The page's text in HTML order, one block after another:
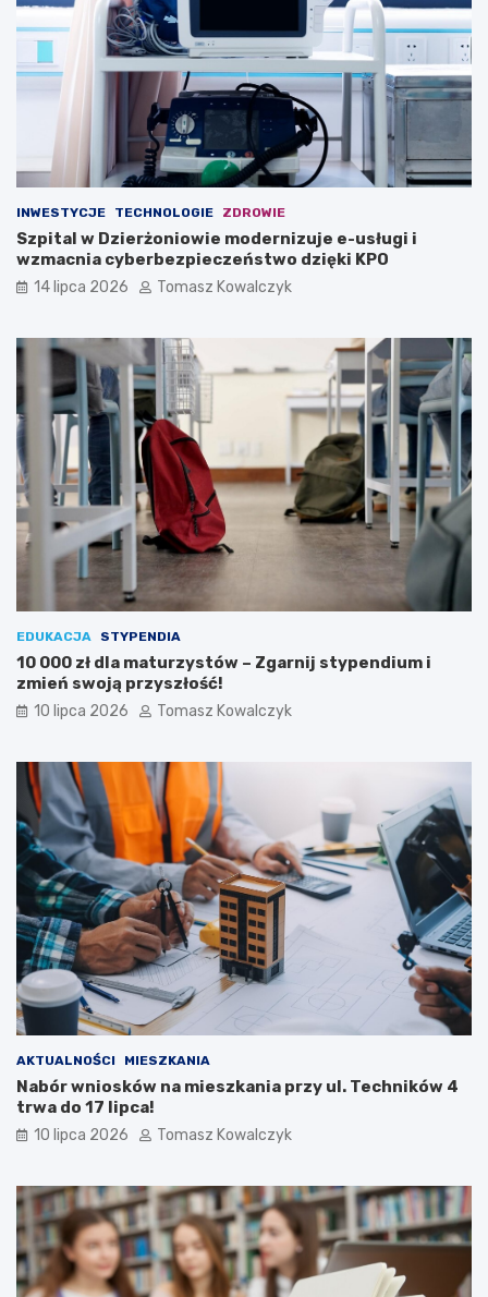
INWESTYCJE TECHNOLOGIE ZDROWIE
Szpital w Dzierżoniowie modernizuje e-usługi i
wzmacnia cyberbezpieczeństwo dzięki KPO
14 lipca 2026 Tomasz Kowalczyk
EDUKACJA STYPENDIA
10 000 zł dla maturzystów – Zgarnij stypendium i
zmień swoją przyszłość!
10 lipca 2026 Tomasz Kowalczyk
AKTUALNOŚCI MIESZKANIA
Nabór wniosków na mieszkania przy ul. Techników 4
trwa do 17 lipca!
10 lipca 2026 Tomasz Kowalczyk